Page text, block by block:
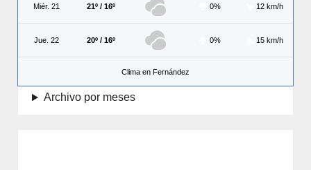
Miér. 21 21º / 16º 0% 12 km/h
Jue. 22 20º / 16º 0% 15 km/h
Clima en Fernández
Archivo por meses